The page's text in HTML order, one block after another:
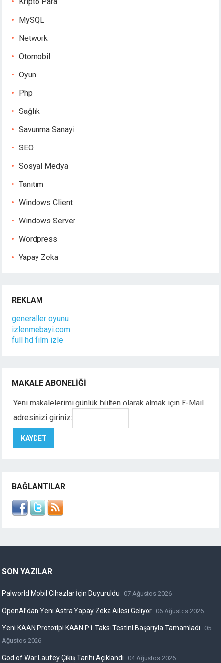
MySQL
Network
Otomobil
Oyun
Php
Sağlık
Savunma Sanayi
SEO
Sosyal Medya
Tanıtım
Windows Client
Windows Server
Wordpress
Yapay Zeka
REKLAM
generaller oyunu
izlenmebayi.com
full hd film izle
MAKALE ABONELIĞI
Yeni makalelerimi günlük bülten olarak almak için E-Mail
adresinizi giriniz:
BAĞLANTILAR
SON YAZILAR
Palworld Mobil Cihazlar İçin Duyuruldu 07 Ağustos 2026
OpenAI’dan Yeni Astra Yapay Zeka Ailesi Geliyor 06 Ağustos 2026
Yeni KAAN Prototipi KAAN P1 Taksi Testini Başarıyla Tamamladı
05
Ağustos 2026
God of War Laufey Çıkış Tarihi Açıklandı 04 Ağustos 2026